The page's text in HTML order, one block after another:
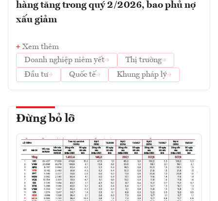
hàng tăng trong quý 2/2026, bao phủ nợ
xấu giảm
Xem thêm
Doanh nghiệp niêm yết
Thị trường
Đầu tư
Quốc tế Khung pháp lý
Đừng bỏ lỡ